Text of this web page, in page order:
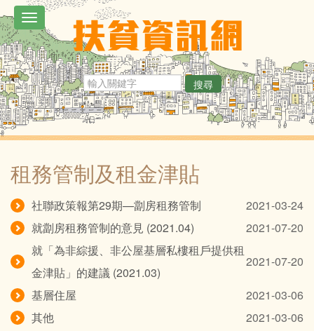
移
至
主
內
容
Toggle
navigation
搜尋
租務管制及租金津貼
社聯政策報第29期—劏房租務管制
2021-03-24
就劏房租務管制的意見 (2021.04)
2021-07-20
就「為非綜援、非公屋基層私樓租戶提供租
金津貼」的建議 (2021.03)
2021-07-20
基層住屋
2021-03-06
其他
2021-03-06